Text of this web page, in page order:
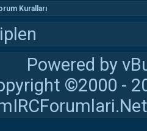
Kuralları
Powered by
©2000 -